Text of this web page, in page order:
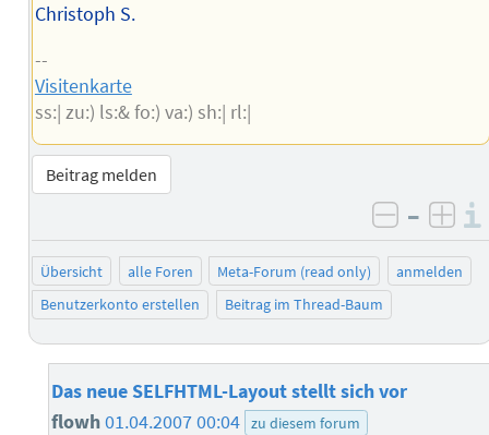
Christoph S.
--
Visitenkarte
ss:| zu:) ls:& fo:) va:) sh:| rl:|
Beitrag melden
negativ
–
Übersicht alle Foren Meta-Forum (read only)
anmelden
Benutzerkonto erstellen
Beitrag im Thread-Baum
Das neue SELFHTML-Layout stellt sich vor
flowh01.04.2007 00:04 zu diesem forum